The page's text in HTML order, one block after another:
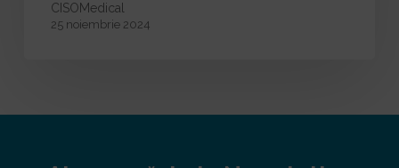
CISOMedical
25 noiembrie 2024